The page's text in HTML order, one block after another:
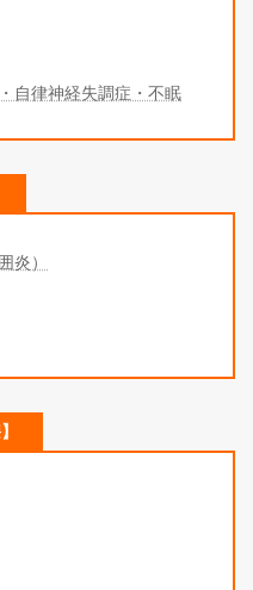
自律神経失調症・不眠
炎）